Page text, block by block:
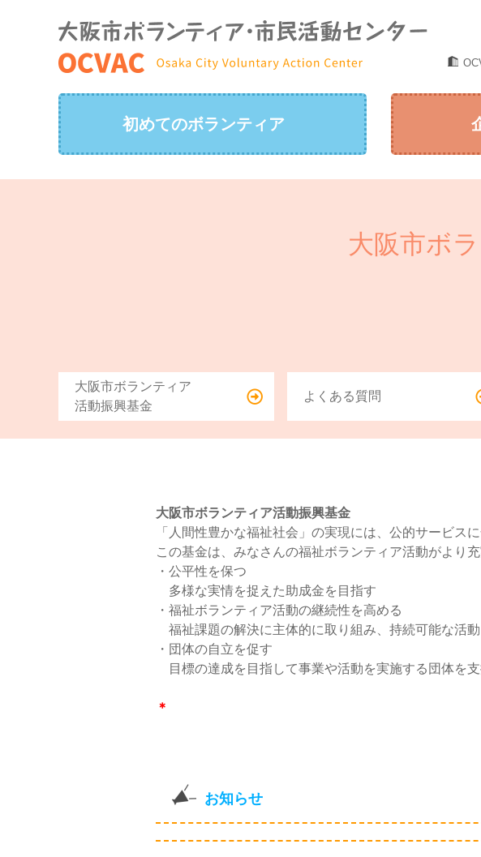
初めてのボランティア
大阪市ボ
大阪市ボランティア
活動振興基金
よくある質問
大阪市ボランティア活動振興基金
「人間性豊かな福祉社会」の実現には、公的サービス
この基金は、みなさんの福祉ボランティア活動がより
・公平性を保つ
多様な実情を捉えた助成金を目指す
・福祉ボランティア活動の継続性を高める
福祉課題の解決に主体的に取り組み、持続可能な活
・団体の自立を促す
目標の達成を目指して事業や活動を実施する団体を
＊
お知らせ